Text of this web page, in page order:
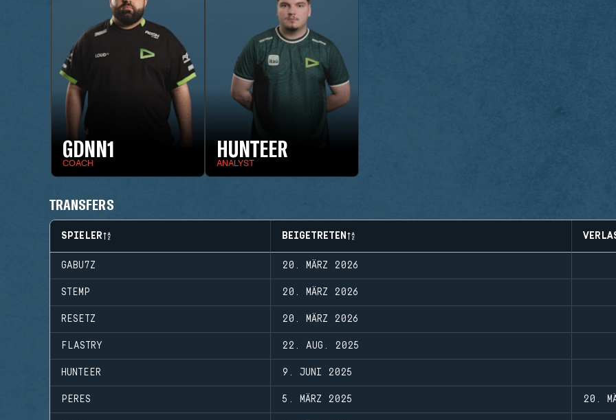
GDNN1
COACH
HUNTEER
ANALYST
TRANSFERS
SPIELER BEIGETRETEN
GABU7Z 20. MÄRZ 2026
STEMP 20. MÄRZ 2026
RESETZ 20. MÄRZ 2026
FLASTRY 22. AUG. 2025
HUNTEER 9. JUNI 2025
PERES 5. MÄRZ 2025 20.